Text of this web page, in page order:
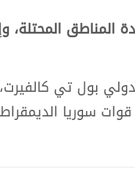
المحتلة،
بول تي
سوريا